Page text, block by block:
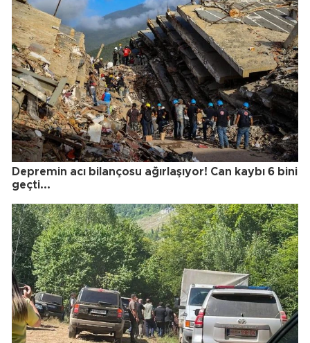
Depremin acı bilançosu ağırlaşıyor! Can kaybı 6 bini
geçti...